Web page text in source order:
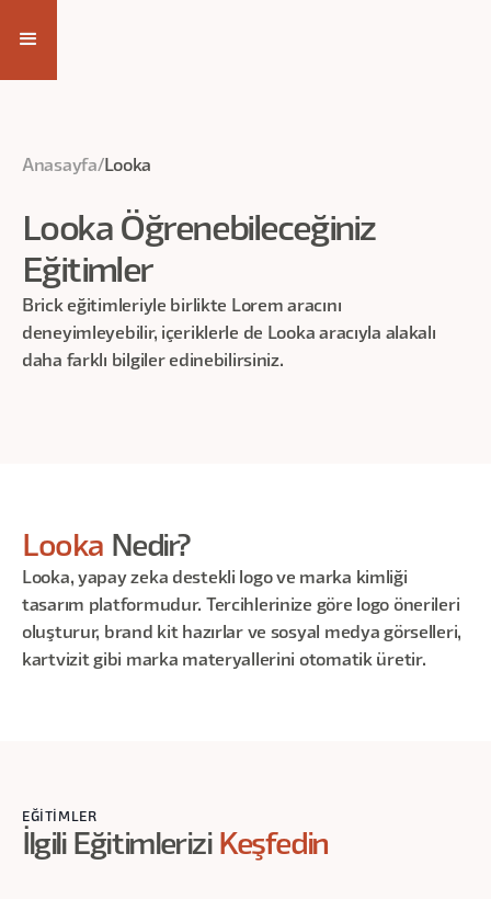
Anasayfa/ Looka
Looka Öğrenebileceğiniz
Eğitimler
Brick eğitimleriyle birlikte Lorem aracını
deneyimleyebilir, içeriklerle de Looka aracıyla alakalı
daha farklı bilgiler edinebilirsiniz.
Looka Nedir?
Looka, yapay zeka destekli logo ve marka kimliği
tasarım platformudur. Tercihlerinize göre logo önerileri
oluşturur, brand kit hazırlar ve sosyal medya görselleri,
kartvizit gibi marka materyallerini otomatik üretir.
EĞITIMLER
İlgili Eğitimlerizi Keşfedin